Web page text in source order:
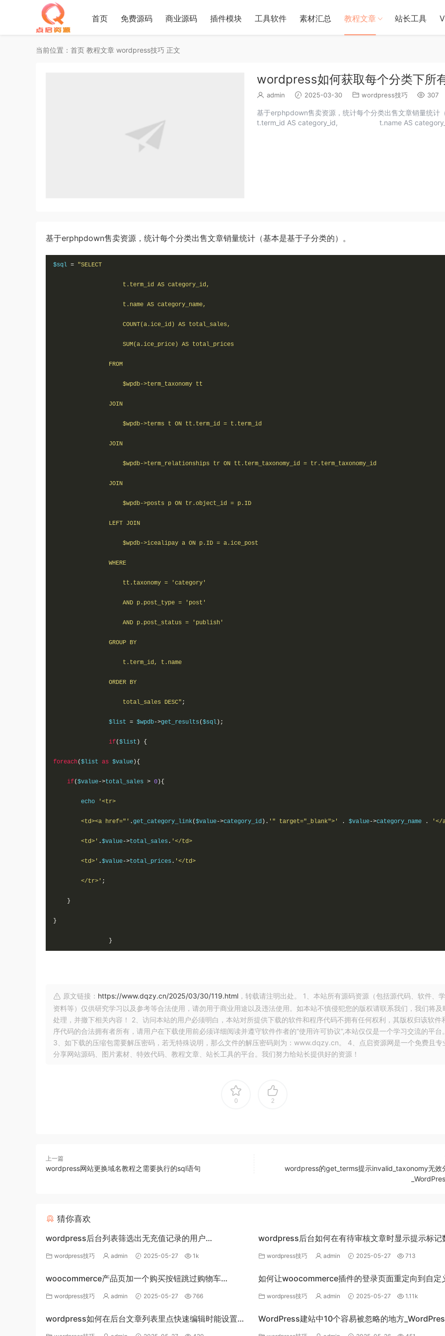
首页 免费源码 商业源码 插件模块 工具软件 素材汇总 教程文章 站长工具
当前位置： 首页 教程文章 wordpress技巧 正文
wordpress如何获取每个分类下所
admin 2025-03-30 wordpress技巧 307
基于erphpdown售卖资源，统计每个分类出售文章销量统计
基于erphpdown售卖资源，统计每个分类出售文章销量统计（基本是基于子分类的）。
$sql = "SELECT
t.term_id AS category_id,
t.name AS category_name,
COUNT(a.ice_id) AS total_sales,
SUM(a.ice_price) AS total_prices
FROM
$wpdb->term_taxonomy tt
JOIN
$wpdb->terms t ON tt.term_id = t.term_id
JOIN
$wpdb->term_relationships tr ON tt.term_taxonomy_id = tr.term_taxonomy_id
JOIN
$wpdb->posts p ON tr.object_id = p.ID
LEFT JOIN
$wpdb->icealipay a ON p.ID = a.ice_post
WHERE
tt.taxonomy = 'category'
AND p.post_type = 'post'
AND p.post_status = 'publish'
GROUP BY
t.term_id, t.name
ORDER BY
total_sales DESC" ;
$list = $wpdb->get_results ($sql );
if($list ) {
foreach($list as $value ){
if($value->total_sales > 0 ){
echo '<tr>
<td><a href="' .get_category_link($value->category_id ). '" target="_blank">' . $value->category_name . '</
<td>' .$value->total_sales . '</td>
<td>' .$value->total_prices . '</td>
</tr>' ;
}
}
}
原文链接： https://www.dqzy.cn/2025/03/30/119.html ，转载请注明出处。 1、本站所有源码资源（包括源代码、软件、
资料等）仅供研究学习以及参考等合法使用，请勿用于商业用途以及违法使用。如本站不慎侵犯您的版权请联系我们，我们将及
处理，并撤下相关内容！ 2、访问本站的用户必须明白，本站对所提供下载的软件和程序代码不拥有任何权利，其版权归该软件
序代码的合法拥有者所有，请用户在下载使用前必须详细阅读并遵守软件作者的“使用许可协议”,本站仅仅是一个学习交流的平台。
3、如下载的压缩包需要解压密码，若无特殊说明，那么文件的解压密码则为：www.dqzy.cn。 4、点启资源网是一个免费且专
分享网站源码、图片素材、特效代码、教程文章、站长工具的平台。我们努力给站长提供好的资源！
0 2
上一篇
wordpress网站更换域名教程之需要执行的sql语句
wordpress的get_terms提示invalid_taxonomy无效
猜你喜欢
wordpress后台列表筛选出无充值记录的用户
_WordPress教程
wordpress技巧 admin 2025-05-27 1k
wordpress后台如何在有待审核文章时显示提示标记
_WordPress教程
wordpress技巧 admin 2025-05-27 713
woocommerce产品页加一个购买按钮跳过购物车
_WordPress教程
wordpress技巧 admin 2025-05-27 766
如何让woocommerce插件的登录页面重定向到自定
录页面_WordPress教程
wordpress技巧 admin 2025-05-27 1.11k
wordpress如何在后台文章列表里点快速编辑时能设置某
个文章字段_WordPress教程
WordPress建站中10个容易被忽略的地方
程